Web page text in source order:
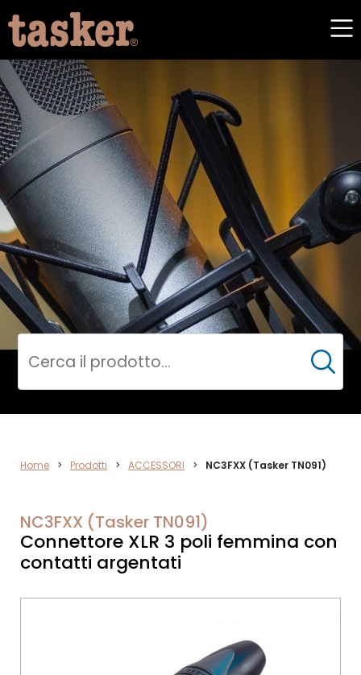
CPR
Cerca
Home > Prodotti > ACCESSORI > NC3FXX (Tasker TN091)
NC3FXX (Tasker TN091)
Connettore XLR 3 poli femmina con
contatti argentati